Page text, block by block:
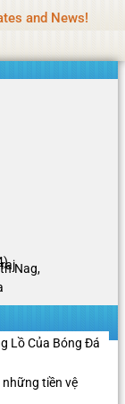
and News!
Nag,
Lồ Của Bóng Đá
những tiền vệ